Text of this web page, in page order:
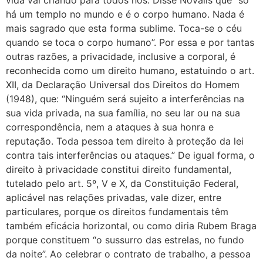
há um templo no mundo e é o corpo humano. Nada é
mais sagrado que esta forma sublime. Toca-se o céu
quando se toca o corpo humano”. Por essa e por tantas
outras razões, a privacidade, inclusive a corporal, é
reconhecida como um direito humano, estatuindo o art.
XII, da Declaração Universal dos Direitos do Homem
(1948), que: “Ninguém será sujeito a interferências na
sua vida privada, na sua família, no seu lar ou na sua
correspondência, nem a ataques à sua honra e
reputação. Toda pessoa tem direito à proteção da lei
contra tais interferências ou ataques.” De igual forma, o
direito à privacidade constitui direito fundamental,
tutelado pelo art. 5º, V e X, da Constituição Federal,
aplicável nas relações privadas, vale dizer, entre
particulares, porque os direitos fundamentais têm
também eficácia horizontal, ou como diria Rubem Braga
porque constituem “o sussurro das estrelas, no fundo
da noite”. Ao celebrar o contrato de trabalho, a pessoa